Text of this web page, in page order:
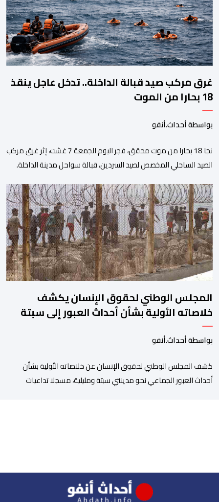
غرق مركب صيد قبالة الداخلة.. تدخل عاجل ينقذ
18 بحارا من الموت
بواسطة أحداث.أنفو
نجا 18 بحارا من موت محقق، فجر اليوم الجمعة 7 غشت، إثر غرق مركب
الصيد الساحلي المخصص لصيد السردين، قبالة سواحل مدينة الداخلة.
كبيرة من المياه إلى داخل المركب أثناء مزاولته نشاط الصيد البحري، قبل
أن تتفاقم الوضعية وينتهي الأمر بغرقه، ما استنفر عدداً من مراكب […]
المجلس الوطني لحقوق الإنسان يكشف
خلاصاته الأولية بشأن أحداث العبور إلى سبتة
ومليلية
بواسطة أحداث.أنفو
كشف المجلس الوطني لحقوق الإنسان عن خلاصاته الأولية بشأن
أحداث العبور الجماعي نحو مدينتي سبتة ومليلية، مسجلا تداعيات